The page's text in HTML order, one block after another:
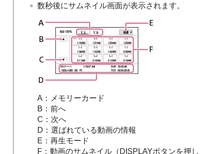
数秒後にサムネイル画面が表示されます。
A：メモリーカード
B：前へ
C：次へ
D：選ばれている動画の情報
E：再生モード
F：動画のサムネイル（DISPLAYボタンを押し